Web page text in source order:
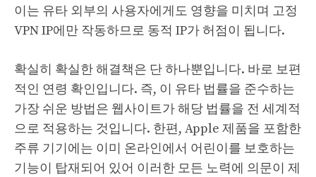
이는 유타 외부의 사용자에게도 영향을 미치며 고정
VPN IP에만 작동하므로 동적 IP가 허점이 됩니다.
확실히 확실한 해결책은 단 하나뿐입니다. 바로 보편
적인 연령 확인입니다. 즉, 이 유타 법률을 준수하는
가장 쉬운 방법은 웹사이트가 해당 법률을 전 세계적
으로 적용하는 것입니다. 한편, Apple 제품을 포함한
주류 ​​기기에는 이미 온라인에서 어린이를 보호하는
기능이 탑재되어 있어 이러한 모든 노력에 의문이 제